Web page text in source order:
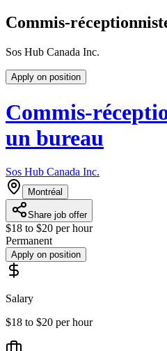
Commis-
Sos Hub Canada Inc.
Apply on position
Commis-
un bureau
Sos Hub Canada Inc.
Montréal
Share job offer
$18 to $20 per hour
Permanent
Apply on position
Salary
$18 to $20 per hour